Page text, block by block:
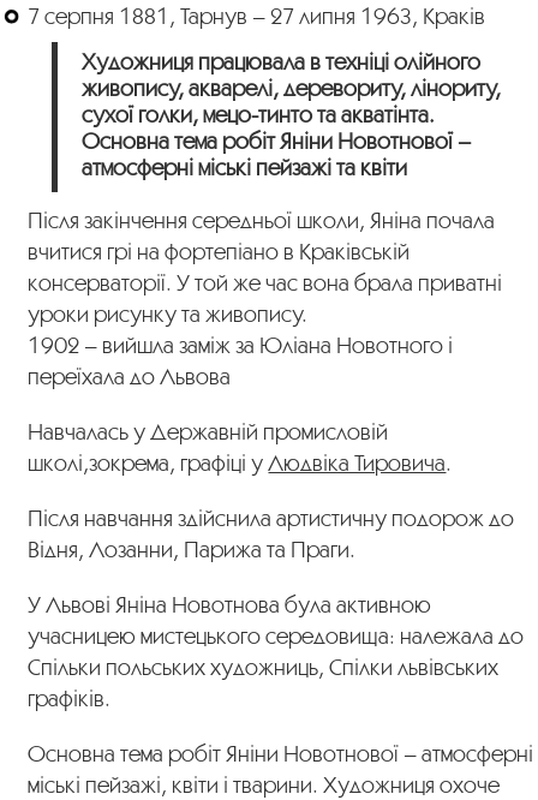
7 серпня 1881, Тарнув – 27 липня 1963, Краків
Художниця працювала в техніці олійного
живопису, акварелі, деревориту, лінориту,
сухої голки, мецо-тинто та акватінта.
Основна тема робіт Яніни Новотнової –
атмосферні міські пейзажі та квіти
Після закінчення середньої школи, Яніна почала
вчитися грі на фортепіано в Краківській
консерваторії. У той же час вона брала приватні
уроки рисунку та живопису.
1902 – вийшла заміж за Юліана Новотного і
переїхала до Львова
Навчалась у Державній промисловій
школі,зокрема, графіці уЛюдвіка Тировича.
Після навчання здійснила артистичну подорож до
Відня, Лозанни, Парижа та Праги.
У Львові Яніна Новотнова була активною
учасницею мистецького середовища: належала до
Спільки польських художниць, Спілки львівських
графіків.
Основна тема робіт Яніни Новотнової – атмосферні
міські пейзажі, квіти і тварини. Художниця охоче